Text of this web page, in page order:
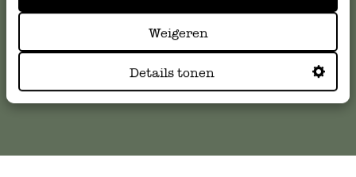
Weigeren
Details tonen